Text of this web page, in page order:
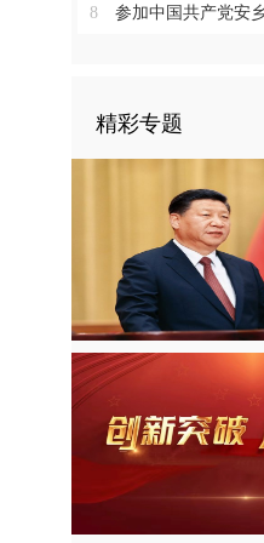
8 参加中国共产党安乡县第十四次代表大会
精彩专题